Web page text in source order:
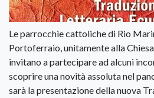
Le parrocchie cattoliche di Rio
Portoferraio, unitamente alla
invitano a partecipare ad alcuni
scoprire una novità assoluta nel
sarà la presentazione della nuova